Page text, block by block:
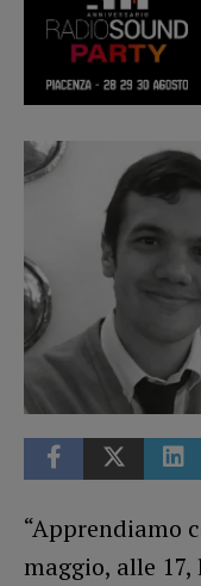
“Apprendiamo
maggio, alle